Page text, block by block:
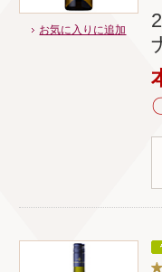
お気に入りに追加